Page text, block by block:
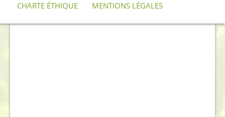
CHARTE ÉTHIQUE MENTIONS LÉGALES